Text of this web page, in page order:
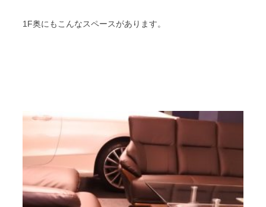
1F奥にもこんなスペースがあります。